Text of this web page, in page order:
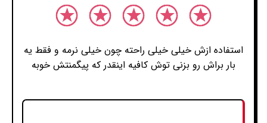
استفاده ازش خیلی خیلی راحته چون خیلی نرمه و فقط یه
بار براش رو بزنی توش کافیه اینقدر که پیگمنتش خوبه